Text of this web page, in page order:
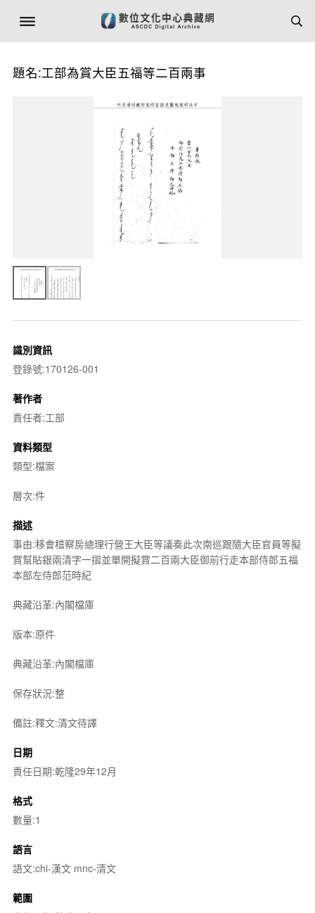
題名:工部為賞大臣五福等二百兩事
識別資訊
登錄號:170126-001
著作者
責任者:工部
資料類型
類型:檔案
層次:件
描述
事由:移會稽察房總理行營王大臣等議奏此次南巡跟隨大臣官員等擬
賞幫貼銀兩清字一摺並單開擬賞二百兩大臣御前行走本部侍郎五福
本部左侍郎范時紀
典藏沿革:內閣檔庫
版本:原件
典藏沿革:內閣檔庫
保存狀況:整
備註:釋文:清文待譯
日期
責任日期:乾隆29年12月
格式
數量:1
語言
語文:chi-漢文 mnc-清文
範圍